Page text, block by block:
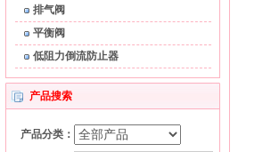
排气阀
平衡阀
低阻力倒流防止器
产品搜索
产品分类：